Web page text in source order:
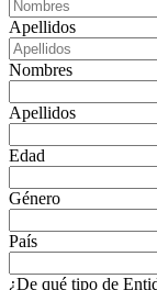
Apellidos
Nombres
Apellidos
Edad
Género
País
¿De qué tipo de